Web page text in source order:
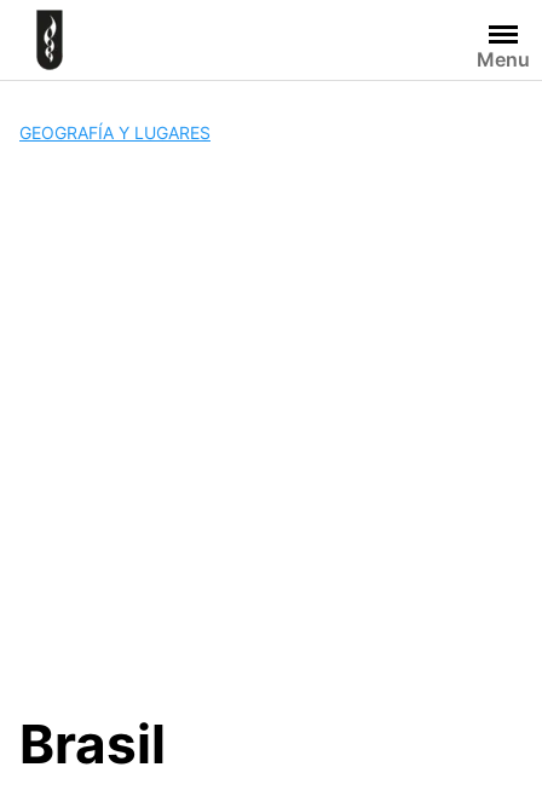
Skip
content
Menu
GEOGRAFÍA Y LUGARES
Brasil